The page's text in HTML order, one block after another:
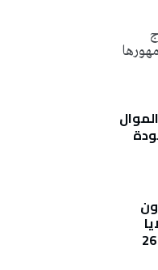
شمسية إلى أكثر من 26